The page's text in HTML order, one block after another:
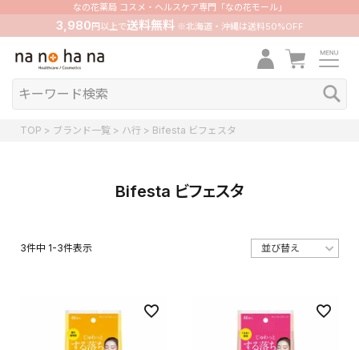
なの花薬局 コスメ・ヘルスケア専門「なの花モール」
3,980 円以上で送料無料※北海道・沖縄は送料50%OFF
TOP ブランド一覧 ハ行 Bifesta ビフェスタ
Bifesta ビフェスタ
3件中 1-3件表示